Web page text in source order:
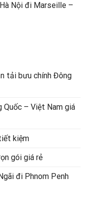
Nội đi Marseille –
tải bưu chính Đông
Quốc – Việt Nam giá
kiệm
gói giá rẻ
đi Phnom Penh